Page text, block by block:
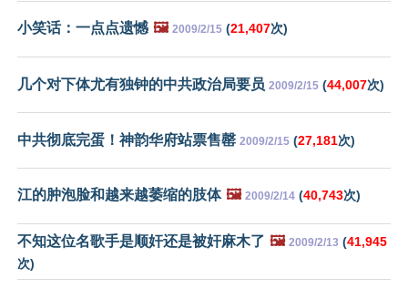
小笑话：一点点遗憾 🖼️ 2009/2/15 (21,407次)
几个对下体尤有独钟的中共政治局要员 2009/2/15 (44,007次)
中共彻底完蛋！神韵华府站票售罄 2009/2/15 (27,181次)
江的肿泡脸和越来越萎缩的肢体 🖼️ 2009/2/14 (40,743次)
不知这位名歌手是顺奸还是被奸麻木了 🖼️ 2009/2/13 (41,945
次)